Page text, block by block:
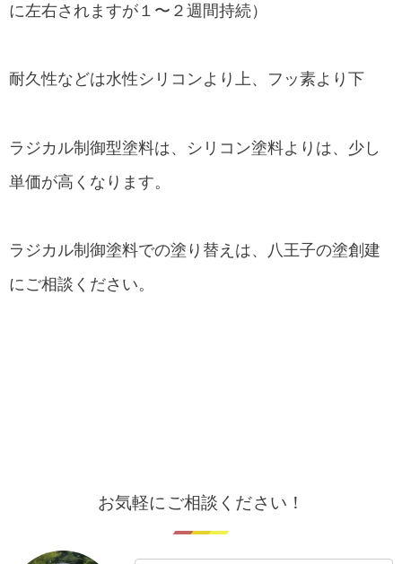
に左右されますが１〜２週間持続）
耐久性などは水性シリコンより上、フッ素より下
ラジカル制御型塗料は、シリコン塗料よりは、少し
単価が高くなります。
ラジカル制御塗料での塗り替えは、八王子の塗創建
にご相談ください。
お気軽にご相談ください！